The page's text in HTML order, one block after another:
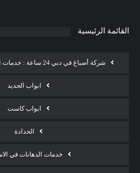
القائمة الرئيسية
شركة أصباغ في دبي 24 ساعة : خدمات احترافية لتجديد منزلك
ابواب الحديد
ابواب كاست
الحدادة
خدمات الدهانات في